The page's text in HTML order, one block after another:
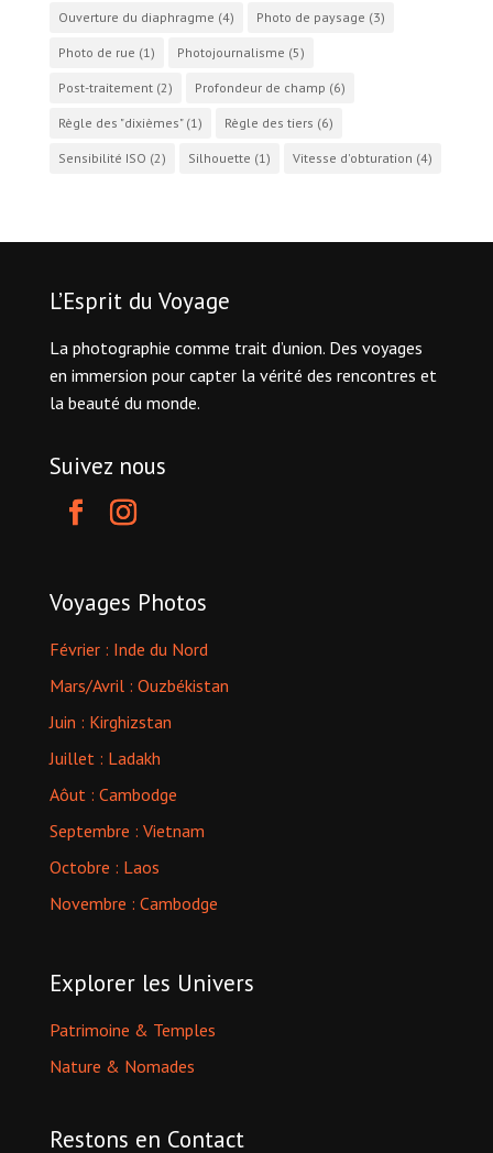
Ouverture du diaphragme (4) Photo de paysage (3)
Photo de rue (1) Photojournalisme (5)
Post-traitement(2) Profondeur de champ (6)
Règle des "dixièmes"(1) Règle des tiers (6)
Sensibilité ISO (2) Silhouette (1) Vitesse d'obturation (4)
L’Esprit du Voyage
La photographie comme trait d’union. Des voyages
en immersion pour capter la vérité des rencontres et
la beauté du monde.
Suivez nous
Voyages Photos
Février : Inde du Nord
Mars/Avril : Ouzbékistan
Juin : Kirghizstan
Juillet : Ladakh
Aôut : Cambodge
Septembre : Vietnam
Octobre : Laos
Novembre : Cambodge
Explorer les Univers
Patrimoine & Temples
Nature & Nomades
Restons en Contact